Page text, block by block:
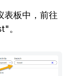
表板中，前往
。